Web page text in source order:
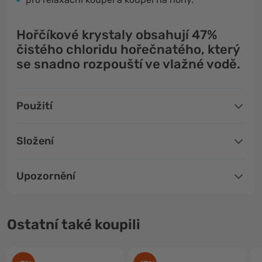
Hořčíkové krystaly obsahují47%
čistého chloridu hořečnatého, který
se snadno rozpouštíve vlažné vodě.
Použití
Složení
Upozornění
Ostatní také koupili